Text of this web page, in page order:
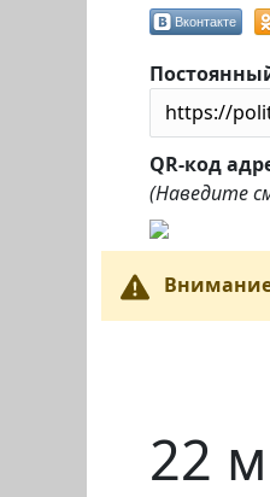
Вконтакте
QR-код
(Наведите
22